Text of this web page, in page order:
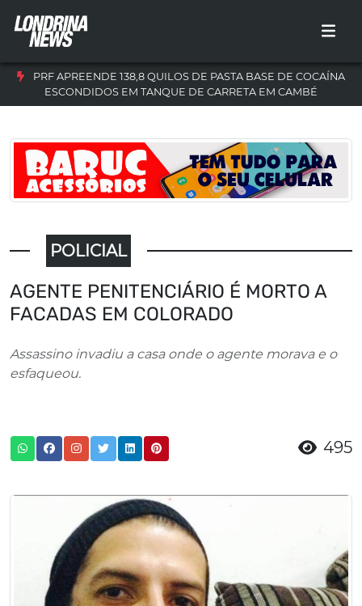
PRF APREENDE 138,8 QUILOS DE PASTA BASE DE COCAÍNA
ESCONDIDOS EM TANQUE DE CARRETA EM CAMBÉ
POLICIAL
AGENTE PENITENCIÁRIO É MORTO A
FACADAS EM COLORADO
Assassino invadiu a casa onde o agente morava e o
esfaqueou.
495